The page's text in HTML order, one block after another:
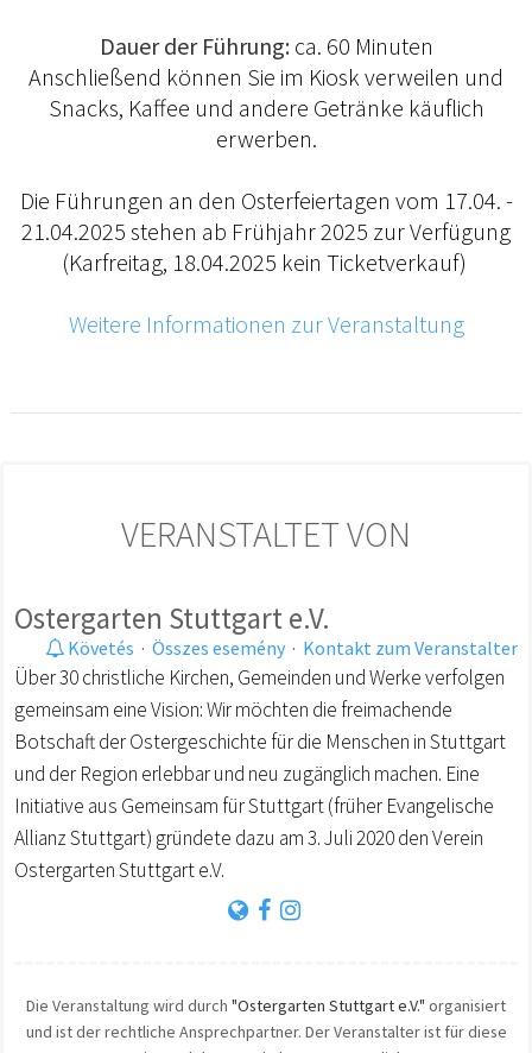
Dauer der Führung:ca. 60 Minuten
Anschließend können Sie im Kiosk verweilen und
Snacks, Kaffee und andere Getränke käuflich
erwerben.
Die Führungen an den Osterfeiertagen vom 17.04. -
21.04.2025 stehen ab Frühjahr 2025 zur Verfügung
(Karfreitag, 18.04.2025 kein Ticketverkauf)
Weitere Informationen zur Veranstaltung
VERANSTALTET VON
Ostergarten Stuttgart e.V.
Követés · Összes esemény · Kontakt zum Veranstalter
Über 30 christliche Kirchen, Gemeinden und Werke verfolgen
gemeinsam eine Vision: Wir möchten die freimachende
Botschaft der Ostergeschichte für die Menschen in Stuttgart
und der Region erlebbar und neu zugänglich machen. Eine
Initiative aus Gemeinsam für Stuttgart (früher Evangelische
Allianz Stuttgart) gründete dazu am 3. Juli 2020 den Verein
Ostergarten Stuttgart e.V.
Die Veranstaltung wird durch "Ostergarten Stuttgart e.V." organisiert
und ist der rechtliche Ansprechpartner. Der Veranstalter ist für diese